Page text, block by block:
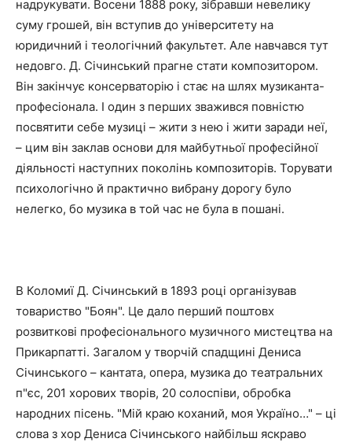
надрукувати. Восени 1888 року, зібравши невелику
суму грошей, він вступив до університету на
юридичний і теологічний факультет. Але навчався тут
недовго. Д. Січинський прагне стати композитором.
Він закінчує консерваторію і стає на шлях музиканта-
професіонала. І один з перших зважився повністю
посвятити себе музиці – жити з нею і жити заради неї,
– цим він заклав основи для майбутньої професійної
діяльності наступних поколінь композиторів. Торувати
психологічно й практично вибрану дорогу було
нелегко, бо музика в той час не була в пошані.
В Коломиї Д. Січинський в 1893 році організував
товариство "Боян". Це дало перший поштовх
розвиткові професіонального музичного мистецтва на
Прикарпатті. Загалом у творчій спадщині Дениса
Січинського – кантата, опера, музика до театральних
п"єс, 201 хорових творів, 20 солоспіви, обробка
народних пісень. "Мій краю коханий, моя Україно…" – ці
слова з хор Дениса Січинського найбільш яскраво